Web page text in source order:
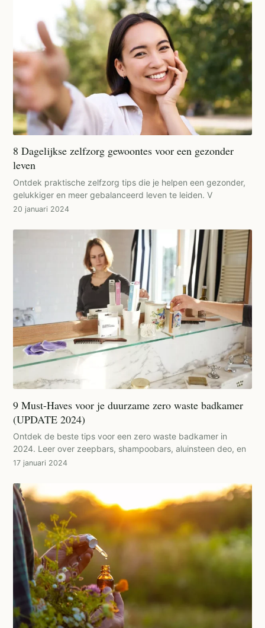
8 Dagelijkse zelfzorg gewoontes voor een gezonder
leven
Ontdek praktische zelfzorg tips die je helpen een gezonder,
gelukkiger en meer gebalanceerd leven te leiden. V
20 januari 2024
9 Must-Haves voor je duurzame zero waste badkamer
(UPDATE 2024)
Ontdek de beste tips voor een zero waste badkamer in
2024. Leer over zeepbars, shampoobars, aluinsteen deo, en
17 januari 2024